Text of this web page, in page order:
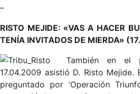
–
RISTO MEJIDE: «VAS A HACER
TENÍA INVITADOS DE MIERDA»
También en el
17.04.2009 asistió D. Risto
preguntado por ‘Operación